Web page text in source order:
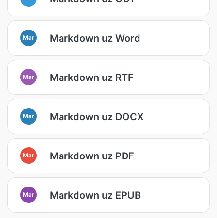
Mar Markdown uz Word
Mar Markdown uz RTF
Mar Markdown uz DOCX
Mar Markdown uz PDF
Mar Markdown uz EPUB